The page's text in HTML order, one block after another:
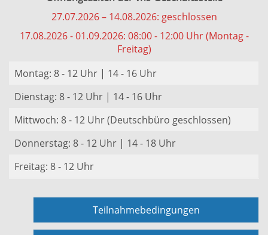
27.07.2026 – 14.08.2026: geschlossen
17.08.2026 - 01.09.2026: 08:00 - 12:00 Uhr (Montag -
Freitag)
Montag: 8 - 12 Uhr | 14 - 16 Uhr
Dienstag: 8 - 12 Uhr | 14 - 16 Uhr
Mittwoch: 8 - 12 Uhr (Deutschbüro geschlossen)
Donnerstag: 8 - 12 Uhr | 14 - 18 Uhr
Freitag: 8 - 12 Uhr
Teilnahmebedingungen